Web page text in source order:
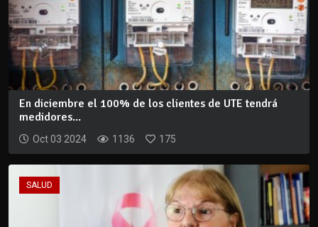
En diciembre el 100% de los clientes de UTE tendrá
medidores...
Oct 03 2024 1136 175
SALUD